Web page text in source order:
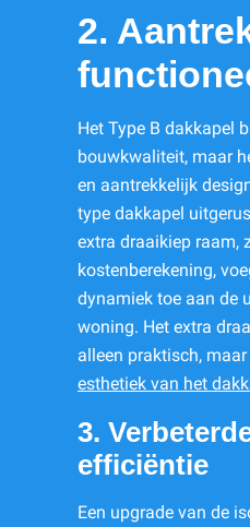
2.
Het Type B dakkapel
bouwkwaliteit, maar
en aantrekkelijk
type dakkapel
extra draaikiep raam,
kostenberekening,
dynamiek toe aan de
woning. Het extra
alleen praktisch,
esthetiek van het
3.
efficiëntie
Een upgrade van de